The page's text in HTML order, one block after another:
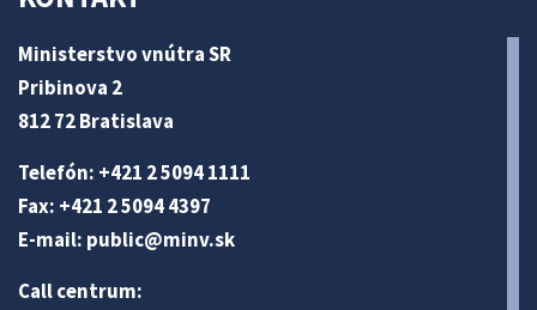
Ministerstvo vnútra SR
Pribinova 2
812 72 Bratislava
Telefón: +421 2 5094 1111
Fax: +421 2 5094 4397
E-mail: public@minv.sk
Call centrum: